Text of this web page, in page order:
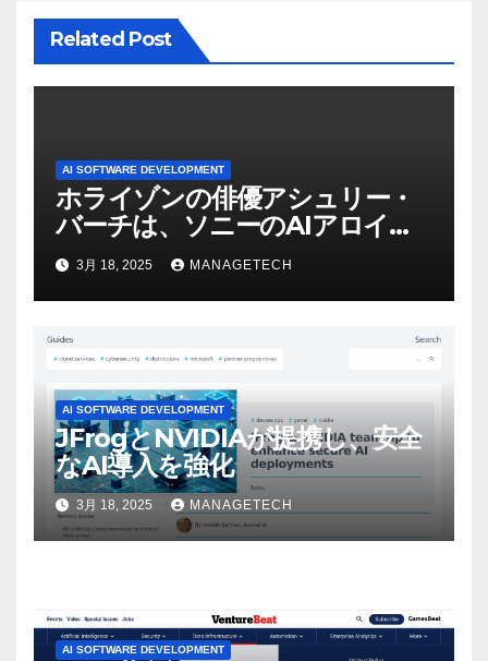
Related Post
AI SOFTWARE DEVELOPMENT
ホライゾンの俳優アシュリー・
バーチは、ソニーのAIアロイの
ビデオを見て「ゲームパフォー
マンスという芸術形式に不安を
感じた」と語る – IGN
3月 18, 2025 MANAGETECH
AI SOFTWARE DEVELOPMENT
JFrogとNVIDIAが提携し、安全
なAI導入を強化
3月 18, 2025 MANAGETECH
AI SOFTWARE DEVELOPMENT